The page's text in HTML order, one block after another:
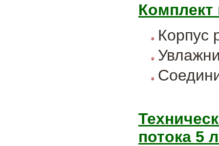
Комплект
Корпус
потока 5